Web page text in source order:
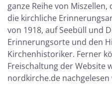
ganze Reihe von
die kirchliche
von 1918, auf Seebüll und
Erinnerungsorte und den
Kirchenhistoriker. Ferner
Freischaltung der Website
nordkirche.de nachgelesen